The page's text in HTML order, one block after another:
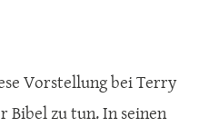
Vorstellung bei Terry
zu tun. In seinen